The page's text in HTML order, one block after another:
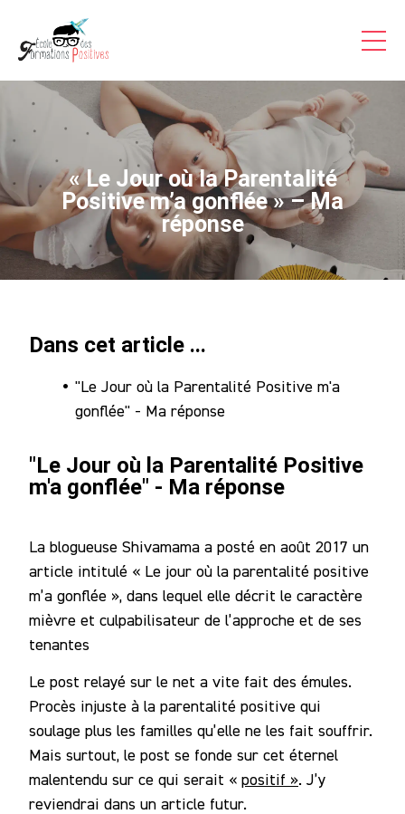
« Le Jour où la Parentalité
Positive m’a gonflée » – Ma
réponse
Dans cet article ...
"Le Jour où la Parentalité Positive m'a
gonflée" - Ma réponse
"Le Jour où la Parentalité Positive
m'a gonflée" - Ma réponse
La blogueuse Shivamama a posté en août 2017 un
article intitulé « Le jour où la parentalité positive
m’a gonflée », dans lequel elle décrit le caractère
mièvre et culpabilisateur de l’approche et de ses
tenantes
Le post relayé sur le net a vite fait des émules.
Procès injuste à la parentalité positive qui
soulage plus les familles qu’elle ne les fait souffrir.
Mais surtout, le post se fonde sur cet éternel
malentendu sur ce qui serait « positif ». J’y
reviendrai dans un article futur.
Consultations & Coaching
Articles
Témoignages Vidéo
Inscriptions
A Propos
Stagiaire
Communauté